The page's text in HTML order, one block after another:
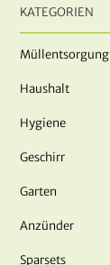
KATEGORIEN
Müllentsorgung
Haushalt
Hygiene
Geschirr
Garten
Anzünder
Sparsets